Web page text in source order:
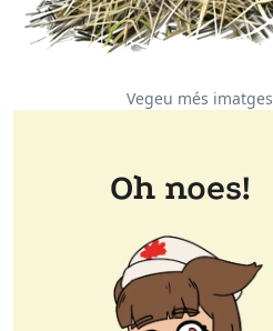
Vegeu més